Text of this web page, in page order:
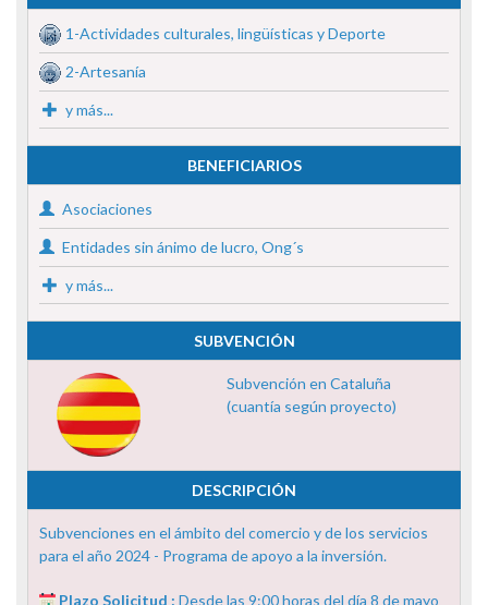
1-Actividades culturales, lingüísticas y Deporte
2-Artesanía
y más...
BENEFICIARIOS
Asociaciones
Entidades sin ánimo de lucro, Ong´s
y más...
SUBVENCIÓN
Subvención en Cataluña
(cuantía según proyecto)
DESCRIPCIÓN
Subvenciones en el ámbito del comercio y de los servicios
para el año 2024 - Programa de apoyo a la inversión.
Plazo Solicitud : Desde las 9:00 horas del día 8 de mayo